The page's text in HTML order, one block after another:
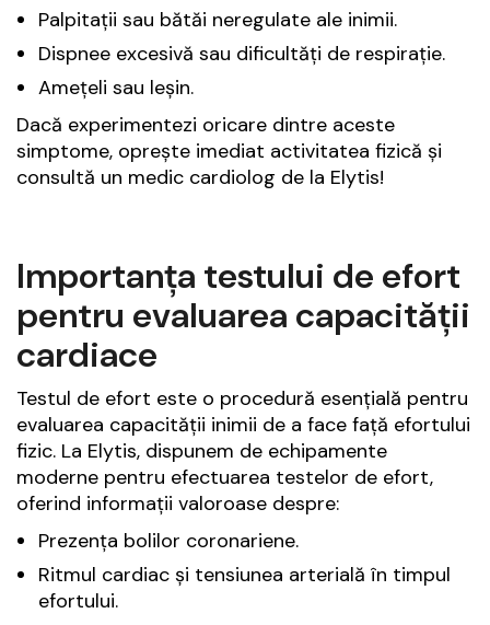
Palpitații sau bătăi neregulate ale inimii.
Dispnee excesivă sau dificultăți de respirație.
Amețeli sau leșin.
Dacă experimentezi oricare dintre aceste
simptome, oprește imediat activitatea fizică și
consultă un medic cardiolog de la Elytis!
Importanța testului de efort
pentru evaluarea capacității
cardiace
Testul de efort este o procedură esențială pentru
evaluarea capacității inimii de a face față efortului
fizic. La Elytis, dispunem de echipamente
moderne pentru efectuarea testelor de efort,
oferind informații valoroase despre:
Prezența bolilor coronariene.
Ritmul cardiac și tensiunea arterială în timpul
efortului.